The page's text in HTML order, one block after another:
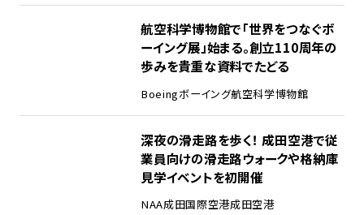
航空科学博物館で「世界をつなぐボ
ーイング展」始まる。創立110周年の
歩みを貴重な資料でたどる
Boeingボーイング航空科学博物館
深夜の滑走路を歩く！ 成田空港で従
業員向けの滑走路ウォークや格納庫
見学イベントを初開催
NAA成田国際空港成田空港